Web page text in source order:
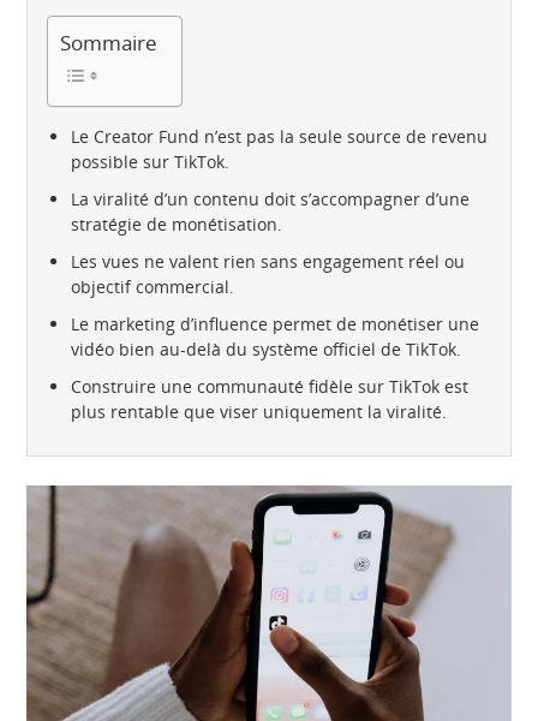
Sommaire
Le Creator Fund n’est pas la seule source de revenu
possible sur TikTok.
La viralité d’un contenu doit s’accompagner d’une
stratégie de monétisation.
Les vues ne valent rien sans engagement réel ou
objectif commercial.
Le marketing d’influence permet de monétiser une
vidéo bien au-delà du système officiel de TikTok.
Construire une communauté fidèle sur TikTok est
plus rentable que viser uniquement la viralité.